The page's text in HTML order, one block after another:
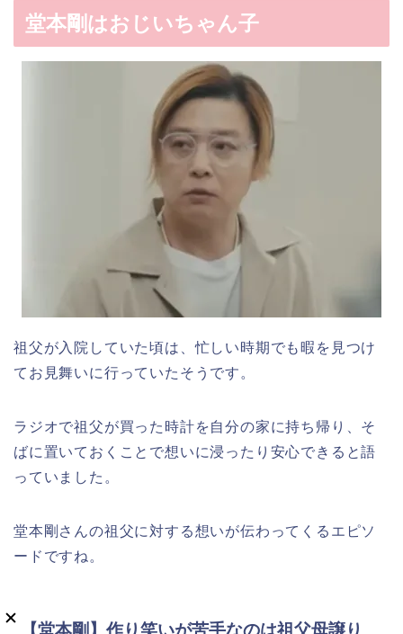
堂本剛はおじいちゃん子
祖父が入院していた頃は、忙しい時期でも暇を見つけ
てお見舞いに行っていたそうです。
ラジオで祖父が買った時計を自分の家に持ち帰り、そ
ばに置いておくことで想いに浸ったり安心できると語
っていました。
堂本剛さんの祖父に対する想いが伝わってくるエピソ
ードですね。